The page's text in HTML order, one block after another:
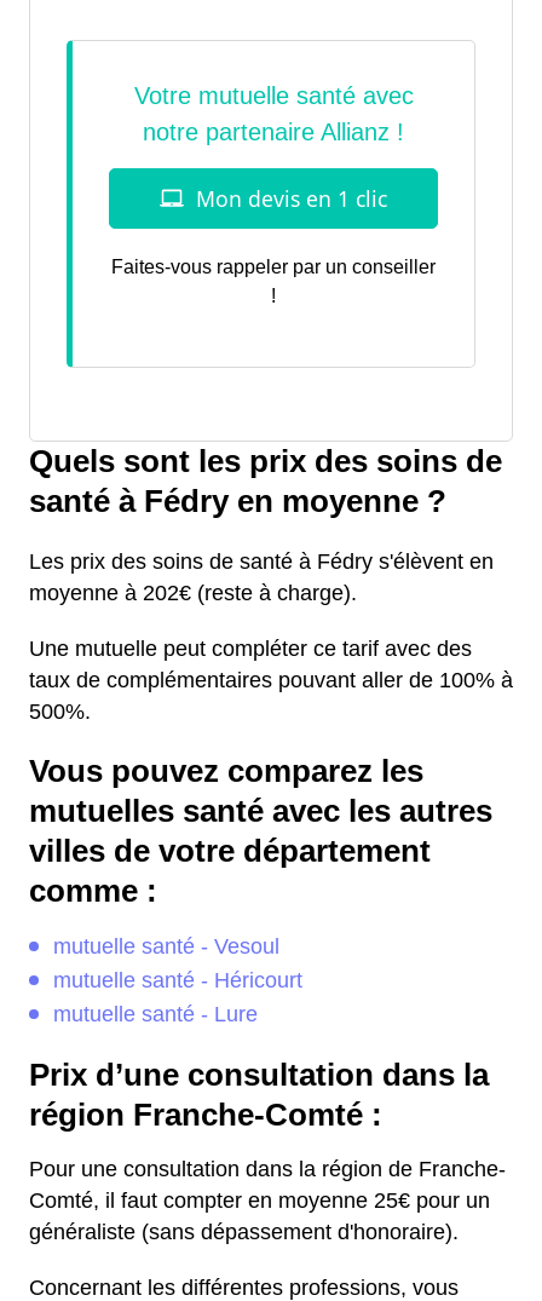
Faites-vous rappeler par un conseiller
!
Quels sont les prix des soins de
santé à Fédry en moyenne ?
Les prix des soins de santé à Fédry s'élèvent en
moyenne à 202€ (reste à charge).
Une mutuelle peut compléter ce tarif avec des
taux de complémentaires pouvant aller de 100% à
500%.
Vous pouvez comparez les
mutuelles santé avec les autres
villes de votre département
comme :
mutuelle santé - Vesoul
mutuelle santé - Héricourt
mutuelle santé - Lure
Prix d’une consultation dans la
région Franche-Comté :
Pour une consultation dans la région de Franche-
Comté, il faut compter en moyenne 25€ pour un
généraliste (sans dépassement d'honoraire).
Concernant les différentes professions, vous